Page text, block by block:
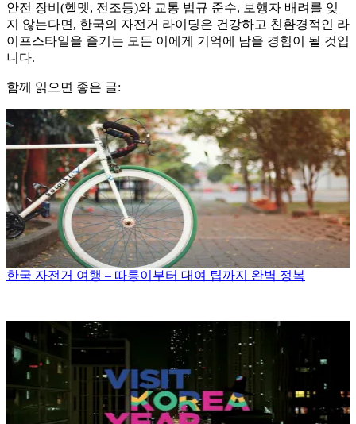
안전 장비(헬멧, 전조등)와 교통 법규 준수, 보행자 배려를 잊
지 않는다면, 한국의 자전거 라이딩은 건강하고 친환경적인 라
이프스타일을 즐기는 모든 이에게 기억에 남을 경험이 될 것입
니다.
함께 읽으면 좋은 글:
한국 자전거 여행 – 따릉이부터 대여 팁까지 완벽 정복